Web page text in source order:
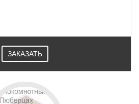
ЗАКАЗАТЬ